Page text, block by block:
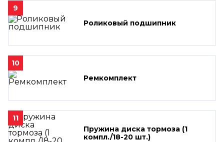
9
Роликовый подшипник
10
Ремкомплект
11
Пружина диска тормоза (1
компл./18-20 шт.)